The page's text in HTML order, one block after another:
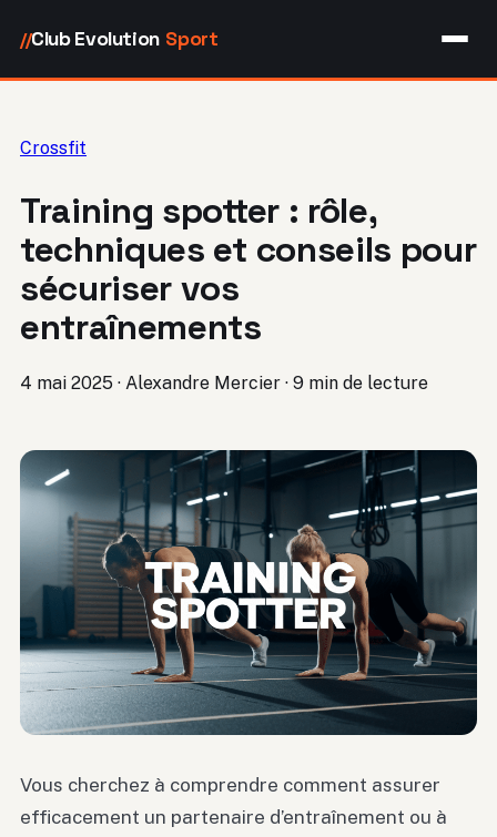
//Club Evolution Sport
Crossfit
Training spotter : rôle,
techniques et conseils pour
sécuriser vos
entraînements
4 mai 2025 · Alexandre Mercier · 9 min de lecture
Vous cherchez à comprendre comment assurer
efficacement un partenaire d’entraînement ou à